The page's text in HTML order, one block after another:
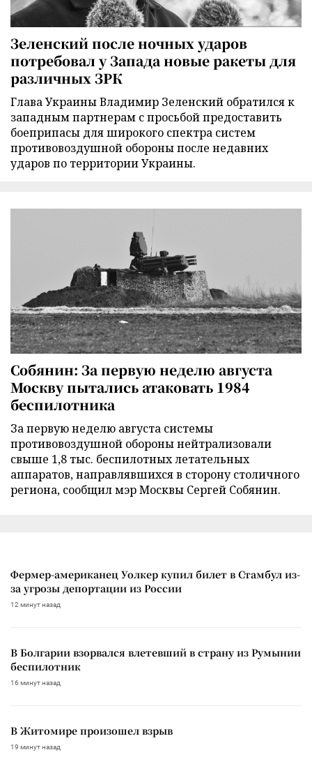
Зеленский после ночных ударов
потребовал у Запада новые ракеты для
различных ЗРК
Глава Украины Владимир Зеленский обратился к
западным партнерам с просьбой предоставить
боеприпасы для широкого спектра систем
противовоздушной обороны после недавних
ударов по территории Украины.
Собянин: За первую неделю августа
Москву пытались атаковать 1984
беспилотника
За первую неделю августа системы
противовоздушной обороны нейтрализовали
свыше 1,8 тыс. беспилотных летательных
аппаратов, направлявшихся в сторону столичного
региона, сообщил мэр Москвы Сергей Собянин.
Фермер-американец Уолкер купил билет в Стамбул из-
за угрозы депортации из России
12 минут назад
В Болгарии взорвался влетевший в страну из Румынии
беспилотник
16 минут назад
В Житомире произошел взрыв
19 минут назад